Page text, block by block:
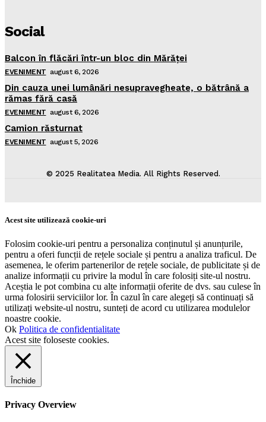
Social
Balcon în flăcări într-un bloc din Mărăţei
EVENIMENT august 6, 2026
Din cauza unei lumânări nesupravegheate, o bătrână a
rămas fără casă
EVENIMENT august 6, 2026
Camion răsturnat
EVENIMENT august 5, 2026
© 2025 Realitatea Media. All Rights Reserved.
Acest site utilizează cookie-uri
Folosim cookie-uri pentru a personaliza conținutul și anunțurile,
pentru a oferi funcții de rețele sociale și pentru a analiza traficul. De
asemenea, le oferim partenerilor de rețele sociale, de publicitate și de
analize informații cu privire la modul în care folosiți site-ul nostru.
Aceștia le pot combina cu alte informații oferite de dvs. sau culese în
urma folosirii serviciilor lor. În cazul în care alegeți să continuați să
utilizați website-ul nostru, sunteți de acord cu utilizarea modulelor
noastre cookie.
Ok Politica de confidentialitate
Acest site foloseste cookies.
Închide
Privacy Overview